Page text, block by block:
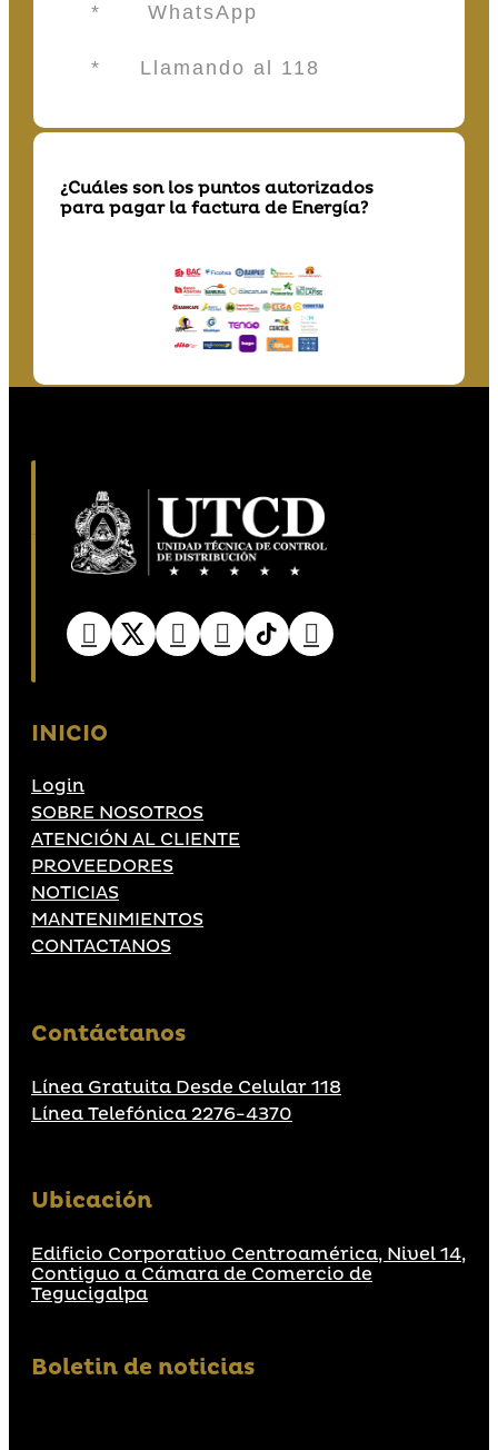
* WhatsApp
* Llamando al 118
¿Cuáles son los puntos autorizados
para pagar la factura de Energía?
INICIO
Login
SOBRE NOSOTROS
ATENCIÓN AL CLIENTE
PROVEEDORES
NOTICIAS
MANTENIMIENTOS
CONTACTANOS
Contáctanos
Línea Gratuita Desde Celular 118
Línea Telefónica 2276-4370
Ubicación
Edificio Corporativo Centroamérica, Nivel 14,
Contiguo a Cámara de Comercio de
Tegucigalpa
Boletin de noticias